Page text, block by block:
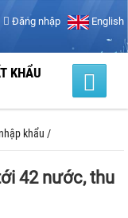
Đăng nhập English
KHẨU
khẩu /
42 nước, thu